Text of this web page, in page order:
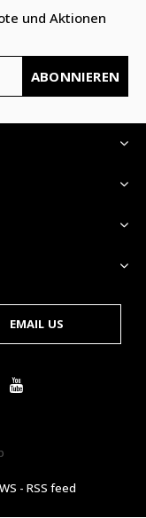
und Aktionen
ABONNIEREN
EMAIL US
- RSS feed